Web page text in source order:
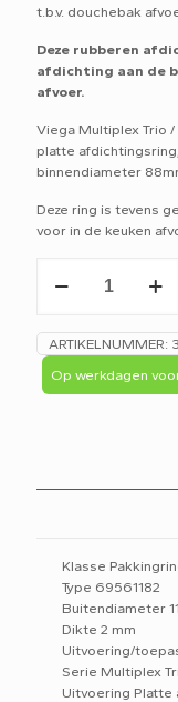
t.b.v. douchebak
Deze rubberen
afdichting aan de
afvoer.
Viega Multiplex Trio
platte
binnendiameter
Deze ring is tevens
voor in de keuken
Tempoplex
type
afdichting
pakking
rubber
aantal
ARTIKELNUMMER:
Op werkdagen
Klasse
Type 69561182
Buitendiameter
Dikte 2 mm
Uitvoering/
Serie Multiplex
Uitvoering Platte